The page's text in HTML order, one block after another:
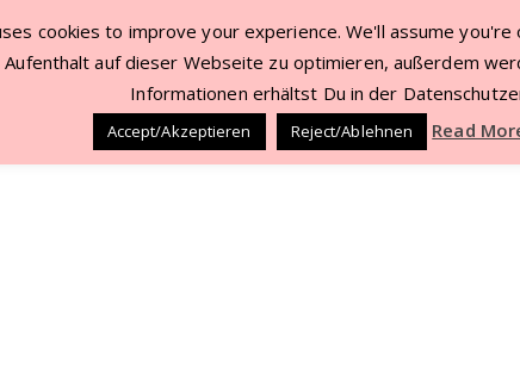
CONTACT BEAUTY DEALS JUL ’22
cookies to improve your experience. We'll assume
auf dieser Webseite zu optimieren, außerdem
Informationen erhältst Du in der
Accept/Akzeptieren Reject/Ablehnen Read